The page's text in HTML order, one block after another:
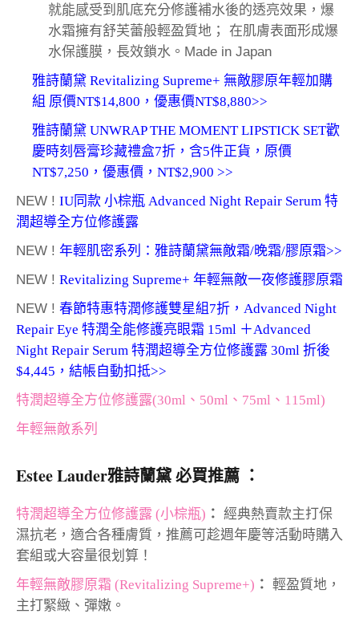
就能感受到肌底充分修護補水後的透亮效果，爆
水霜擁有舒芙蕾般輕盈質地； 在肌膚表面形成爆
水保護膜，長效鎖水。Made in Japan
雅詩蘭黛 Revitalizing Supreme+ 無敵膠原年輕加購
組 原價NT$14,800，優惠價NT$8,880>>
雅詩蘭黛 UNWRAP THE MOMENT LIPSTICK SET歡
慶時刻唇膏珍藏禮盒7折，含5件正貨，原價
NT$7,250，優惠價，NT$2,900 >>
NEW ! IU同款 小棕瓶 Advanced Night Repair Serum 特
潤超導全方位修護露
NEW ! 年輕肌密系列：雅詩蘭黛無敵霜/晚霜/膠原霜>>
NEW ! Revitalizing Supreme+ 年輕無敵一夜修護膠原霜
NEW ! 春節特惠特潤修護雙星組7折，Advanced Night
Repair Eye 特潤全能修護亮眼霜 15ml ＋Advanced
Night Repair Serum 特潤超導全方位修護露 30ml 折後
$4,445，結帳自動扣抵>>
特潤超導全方位修護露(30ml、50ml、75ml、115ml)
年輕無敵系列
Estee Lauder雅詩蘭黛 必買推薦 ：
特潤超導全方位修護露 (小棕瓶) ： 經典熱賣款主打保
濕抗老，適合各種膚質，推薦可趁週年慶等活動時購入
套組或大容量很划算！
年輕無敵膠原霜 (Revitalizing Supreme+) ： 輕盈質地，
主打緊緻、彈嫩。